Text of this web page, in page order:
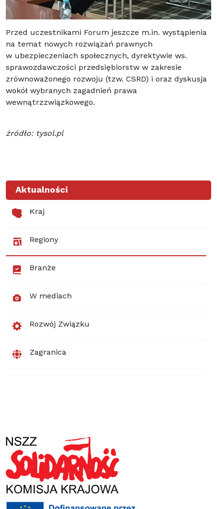
Przed uczestnikami Forum jeszcze m.in. wystąpienia
na temat nowych rozwiązań prawnych
w ubezpieczeniach społecznych, dyrektywie ws.
sprawozdawczości przedsiębiorstw w zakresie
zrównoważonego rozwoju (tzw. CSRD) i oraz dyskusja
wokół wybranych zagadnień prawa
wewnątrzzwiązkowego.
źródło: tysol.pl
Aktualności
Kraj
Regiony
Branże
W mediach
Rozwój Związku
Zagranica